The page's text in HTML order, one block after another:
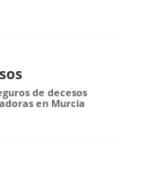
de decesos
en Murcia